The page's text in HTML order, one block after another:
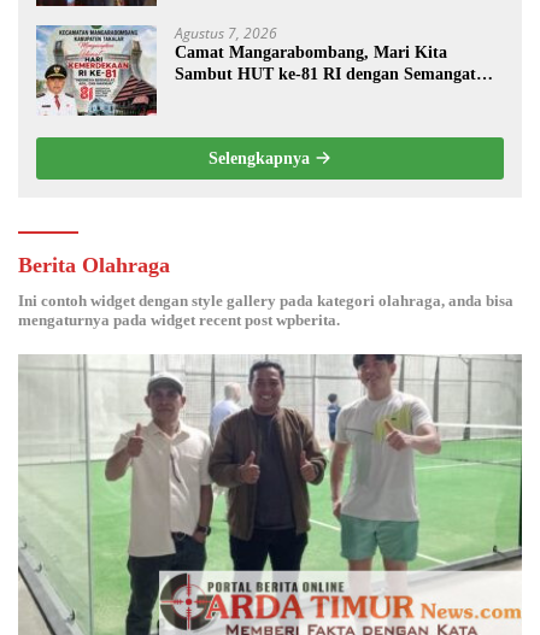
Agustus 7, 2026
Camat Mangarabombang, Mari Kita
Sambut HUT ke-81 RI dengan Semangat
Selengkapnya
Berita Olahraga
Ini contoh widget dengan style gallery pada kategori olahraga, anda bisa
mengaturnya pada widget recent post wpberita.